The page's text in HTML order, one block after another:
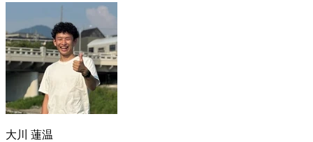
大川 蓮温